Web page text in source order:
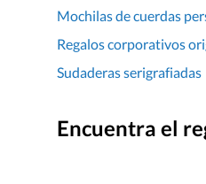
Mochilas de cuerdas
Regalos corporativos
Sudaderas serigrafiadas
Encuentra el